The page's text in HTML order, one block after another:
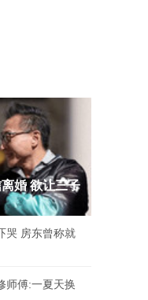
婚 欲让三子
哭 房东曾称就
师傅:一夏天换